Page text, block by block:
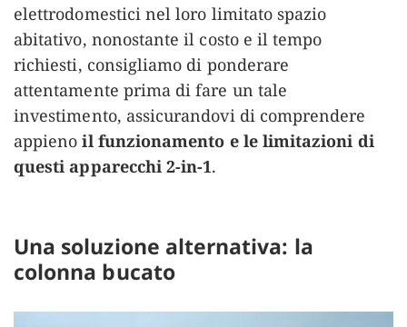
elettrodomestici nel loro limitato spazio
abitativo, nonostante il costo e il tempo
richiesti, consigliamo di ponderare
attentamente prima di fare un tale
investimento, assicurandovi di comprendere
appienoil funzionamento e le limitazioni di
questi apparecchi 2-in-1.
Una soluzione alternativa: la
colonna bucato